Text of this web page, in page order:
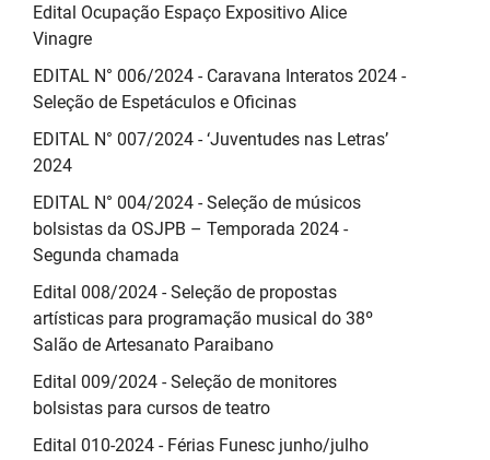
Edital Ocupação Espaço Expositivo Alice
Vinagre
EDITAL N° 006/2024 - Caravana Interatos 2024 -
Seleção de Espetáculos e Oficinas
EDITAL N° 007/2024 - ‘Juventudes nas Letras’
2024
EDITAL N° 004/2024 - Seleção de músicos
bolsistas da OSJPB – Temporada 2024 -
Segunda chamada
Edital 008/2024 - Seleção de propostas
artísticas para programação musical do 38º
Salão de Artesanato Paraibano
Edital 009/2024 - Seleção de monitores
bolsistas para cursos de teatro
Edital 010-2024 - Férias Funesc junho/julho